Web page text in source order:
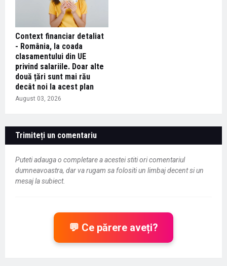
Context financiar detaliat
- România, la coada
clasamentului din UE
privind salariile. Doar alte
două țări sunt mai rău
decât noi la acest plan
August 03, 2026
Trimiteți un comentariu
Puteti adauga o completare a acestei stiti ori comentariul
dumneavoastra, dar va rugam sa folositi un limbaj decent si un
mesaj la subiect.
💬 Ce părere aveți?